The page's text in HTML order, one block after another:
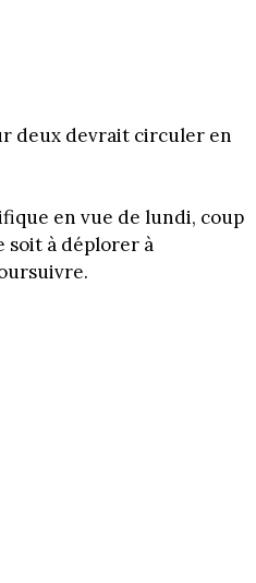
deux devrait circuler en
en vue de lundi, coup
soit à déplorer à